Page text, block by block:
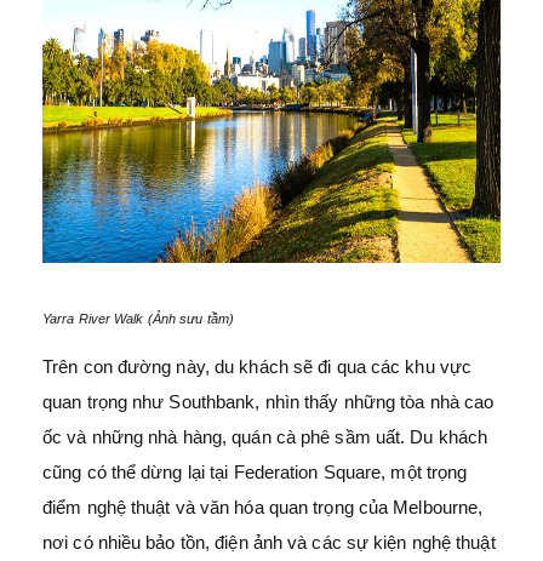
Yarra River Walk (Ảnh sưu tầm)
Trên con đường này, du khách sẽ đi qua các khu vực
quan trọng như Southbank, nhìn thấy những tòa nhà cao
ốc và những nhà hàng, quán cà phê sầm uất. Du khách
cũng có thể dừng lại tại Federation Square, một trọng
điểm nghệ thuật và văn hóa quan trọng của Melbourne,
nơi có nhiều bảo tồn, điện ảnh và các sự kiện nghệ thuật